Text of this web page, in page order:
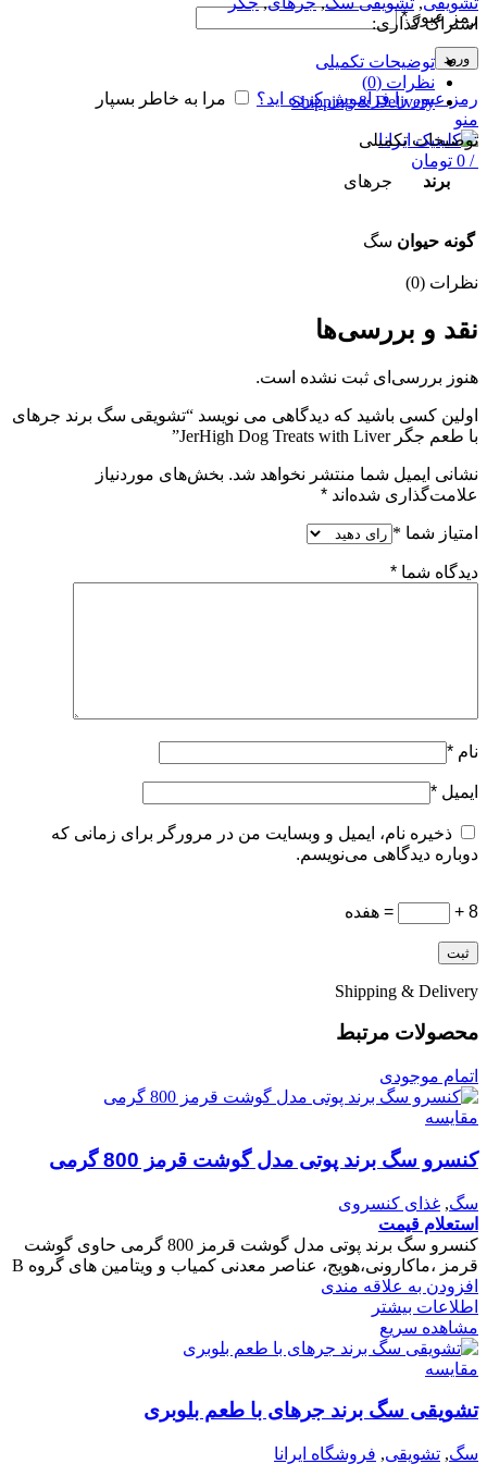
رمز عبور*
ورود
رمز عبور را فراموش کرده اید؟
مرا به خاطر بسپار
منو
/
0 تومان
اشتراک گذاری:
توضیحات تکمیلی
نظرات (0)
Shipping & Delivery
توضیحات تکمیلی
برند جرهای
گونه حیوان سگ
نظرات (0)
نقد و بررسی‌ها
هنوز بررسی‌ای ثبت نشده است.
اولین کسی باشید که دیدگاهی می نویسد “تشویقی سگ برند جرهای
با طعم جگر JerHigh Dog Treats with Liver”
نشانی ایمیل شما منتشر نخواهد شد. بخش‌های موردنیاز
علامت‌گذاری شده‌اند *
امتیاز شما *
دیدگاه شما *
نام *
ایمیل *
ذخیره نام، ایمیل و وبسایت من در مرورگر برای زمانی که
دوباره دیدگاهی می‌نویسم.
8 + = هفده
Shipping & Delivery
محصولات مرتبط
اتمام موجودی
مقایسه
کنسرو سگ برند پوتی مدل گوشت قرمز 800 گرمی
سگ, غذای کنسروی
استعلام قیمت
کنسرو سگ برند پوتی مدل گوشت قرمز 800 گرمی حاوی گوشت
قرمز ،ماکارونی،هویج، عناصر معدنی کمیاب و ویتامین های گروه B
افزودن به علاقه مندی
اطلاعات بیشتر
مشاهده سریع
مقایسه
تشویقی سگ برند جرهای با طعم بلوبری
سگ, تشویقی, فروشگاه ایرانا